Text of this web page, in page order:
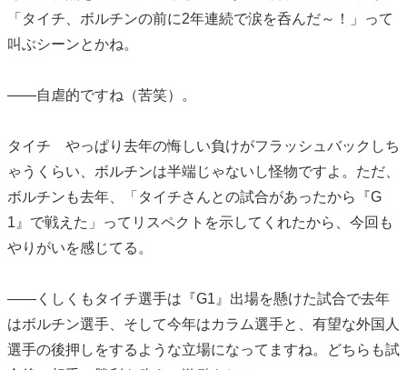
「タイチ、ボルチンの前に2年連続で涙を呑んだ～！」って
叫ぶシーンとかね。
――自虐的ですね（苦笑）。
タイチ やっぱり去年の悔しい負けがフラッシュバックしち
ゃうくらい、ボルチンは半端じゃないし怪物ですよ。ただ、
ボルチンも去年、「タイチさんとの試合があったから『G
1』で戦えた」ってリスペクトを示してくれたから、今回も
やりがいを感じてる。
――くしくもタイチ選手は『G1』出場を懸けた試合で去年
はボルチン選手、そして今年はカラム選手と、有望な外国人
選手の後押しをするような立場になってますね。どちらも試